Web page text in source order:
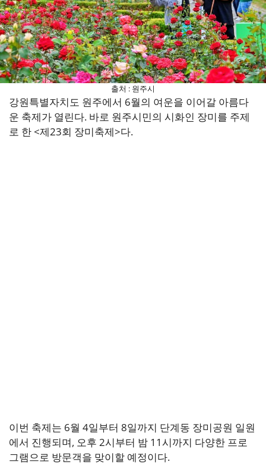
출처 : 원주시
강원특별자치도 원주에서 6월의 여운을 이어갈 아름다
운 축제가 열린다. 바로 원주시민의 시화인 장미를 주제
로 한 <제23회 장미축제>다.
이번 축제는 6월 4일부터 8일까지 단계동 장미공원 일원
에서 진행되며, 오후 2시부터 밤 11시까지 다양한 프로
그램으로 방문객을 맞이할 예정이다.